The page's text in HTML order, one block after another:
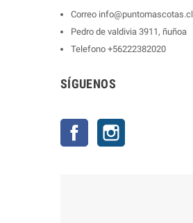
Correo info@puntomascotas.cl
Pedro de valdivia 3911, ñuñoa
Telefono +56222382020
SÍGUENOS
Facebook